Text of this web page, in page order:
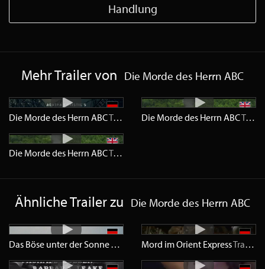
Handlung
Mehr Trailer von Die Morde des Herrn ABC
Die Morde des Herrn ABCTrailer SDDie Morde des Herrn ABCTrailer
Die Morde des Herrn ABCTrailer
Ähnliche Trailer zu Die Morde des Herrn ABC
Das Böse unter der Sonne
Trailer SD
Mord im Orient ExpressTrailer